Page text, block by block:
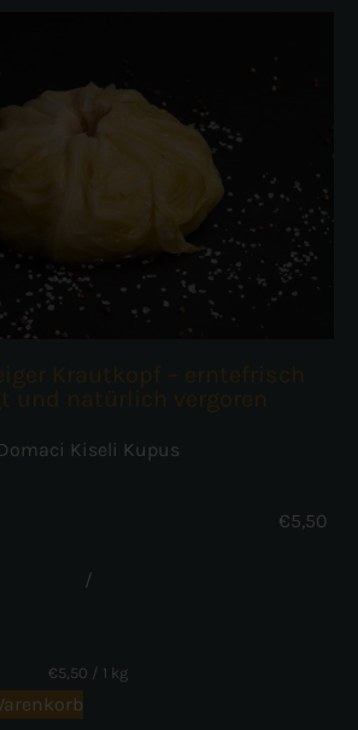
Domaci Kiseli Kupus
€5,50
/
€5,50 / 1 kg